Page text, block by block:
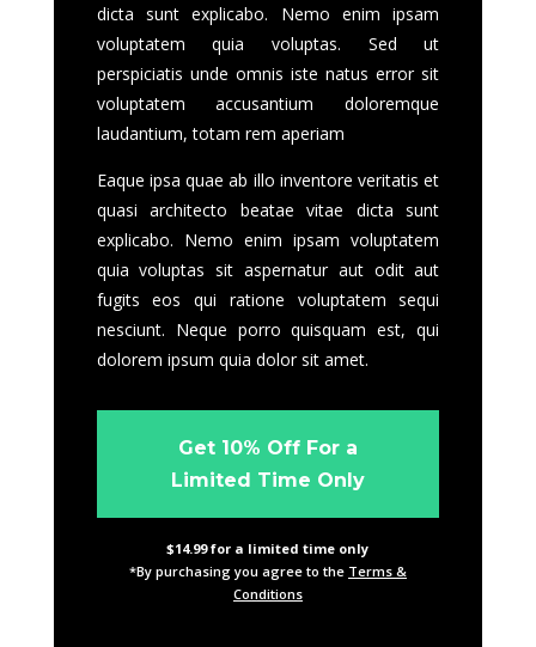
dicta sunt explicabo. Nemo enim ipsam
voluptatem quia voluptas. Sed ut
perspiciatis unde omnis iste natus error sit
voluptatem accusantium doloremque
laudantium, totam rem aperiam
Eaque ipsa quae ab illo inventore veritatis et
quasi architecto beatae vitae dicta sunt
explicabo. Nemo enim ipsam voluptatem
quia voluptas sit aspernatur aut odit aut
fugits eos qui ratione voluptatem sequi
nesciunt. Neque porro quisquam est, qui
dolorem ipsum quia dolor sit amet.
Get 10% Off For a
Limited Time Only
$14.99 for a limited time only
*By purchasing you agree to the Terms &
Conditions